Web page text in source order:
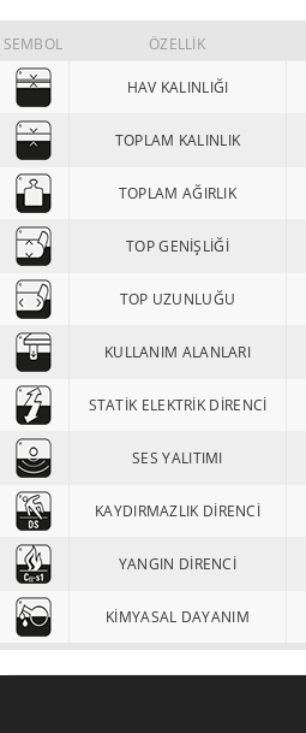
SEMBOL ÖZELLİK
HAV KALINLIĞI
TOPLAM KALINLIK
TOPLAM AĞIRLIK
TOP GENİŞLİĞİ
TOP UZUNLUĞU
KULLANIM ALANLARI
STATİK ELEKTRİK DİRENCİ
SES YALITIMI
KAYDIRMAZLIK DİRENCİ
YANGIN DİRENCİ
KİMYASAL DAYANIM